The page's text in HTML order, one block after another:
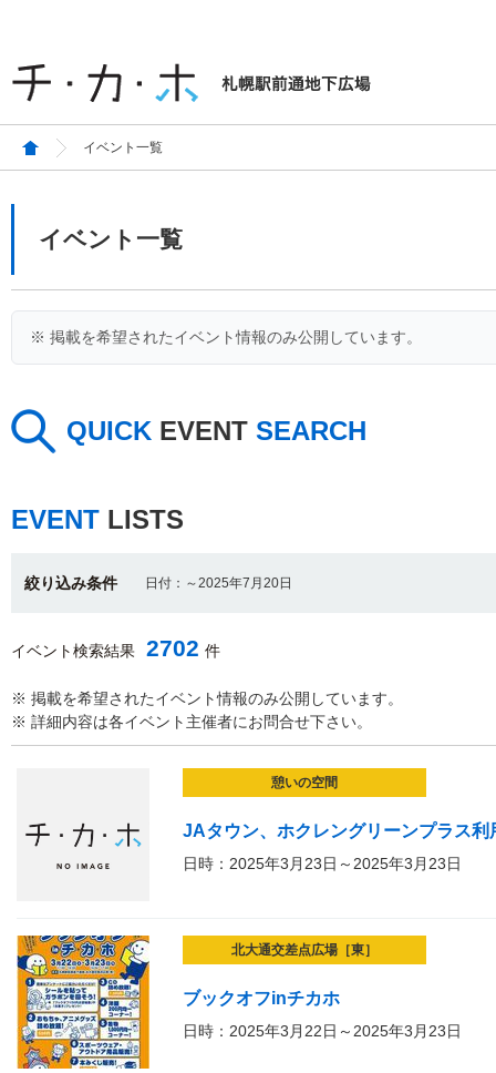
イベント一覧
イベント一覧
※ 掲載を希望されたイベント情報のみ公開しています。
QUICK EVENT SEARCH
EVENT LISTS
絞り込み条件 日付：～2025年7月20日
イベント検索結果 2702 件
※ 掲載を希望されたイベント情報のみ公開しています。
※ 詳細内容は各イベント主催者にお問合せ下さい。
憩いの空間
JAタウン、ホクレングリーンプラス利
日時：2025年3月23日～2025年3月23日
北大通交差点広場［東］
ブックオフinチカホ
日時：2025年3月22日～2025年3月23日